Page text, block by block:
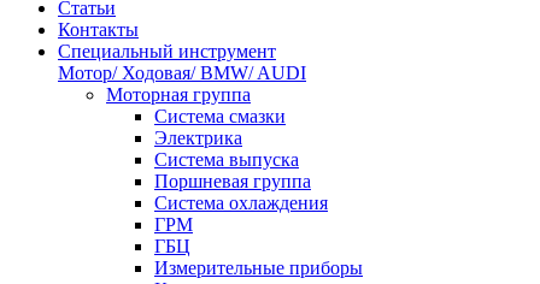
Статьи
Контакты
Специальный инструмент
Мотор/ Ходовая/ BMW/ AUDI
Моторная группа
Система смазки
Электрика
Система выпуска
Поршневая группа
Система охлаждения
ГРМ
ГБЦ
Измерительные приборы